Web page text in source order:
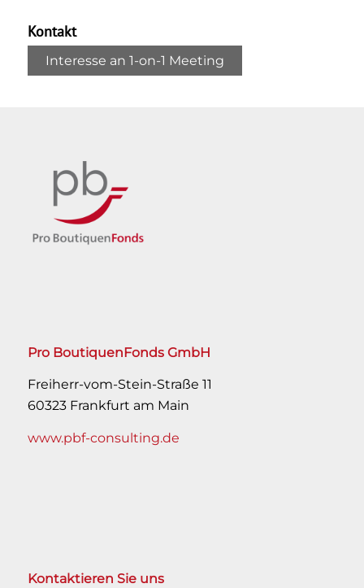
Kontakt
Interesse an 1-on-1 Meeting
Pro BoutiquenFonds GmbH
Freiherr-vom-Stein-Straße 11
60323 Frankfurt am Main
www.pbf-consulting.de
Kontaktieren Sie uns